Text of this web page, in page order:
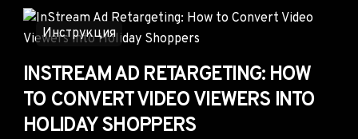
Инструкция
INSTREAM AD RETARGETING: HOW
TO CONVERT VIDEO VIEWERS INTO
HOLIDAY SHOPPERS